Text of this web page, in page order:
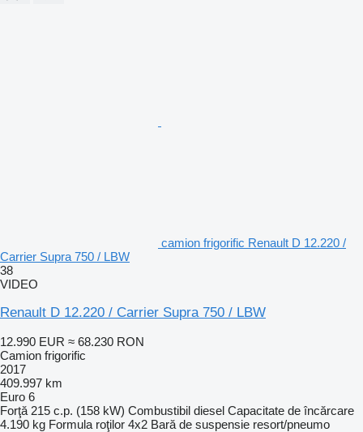
camion frigorific Renault D 12.220 /
Carrier Supra 750 / LBW
38
VIDEO
Renault D 12.220 / Carrier Supra 750 / LBW
12.990 EUR ≈ 68.230 RON
Camion frigorific
2017
409.997 km
Euro 6
Forţă 215 c.p. (158 kW) Combustibil diesel Capacitate de încărcare
4.190 kg Formula roţilor 4x2 Bară de suspensie resort/pneumo